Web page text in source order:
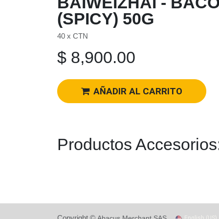
(SPICY) 50G
40 x CTN
$ 8,900.00
AÑADIR AL CARRITO
Productos